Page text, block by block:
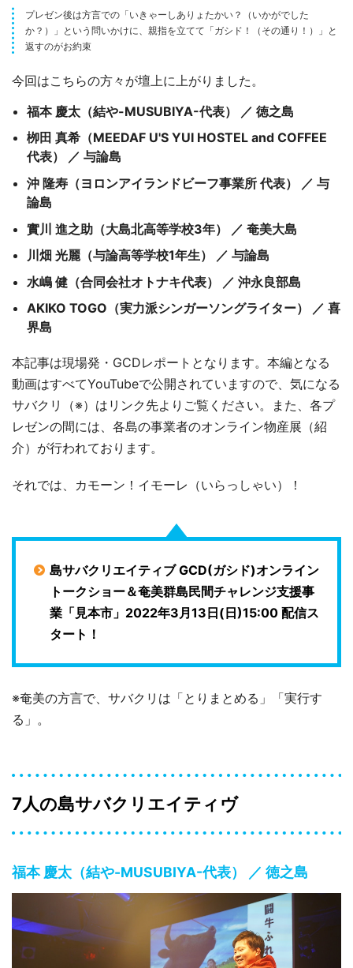
プレゼン後は方言での「いきゃーしありょたかい？（いかがでした
か？）」という問いかけに、親指を立てて「ガシド！（その通り！）」と
返すのがお約束
今回はこちらの方々が壇上に上がりました。
福本 慶太（結や-MUSUBIYA-代表） ／ 徳之島
栁田 真希（MEEDAF U'S YUI HOSTEL and COFFEE
代表） ／ 与論島
沖 隆寿（ヨロンアイランドビーフ事業所 代表） ／ 与
論島
實川 進之助（大島北高等学校3年） ／ 奄美大島
川畑 光麗（与論高等学校1年生） ／ 与論島
水嶋 健（合同会社オトナキ代表） ／ 沖永良部島
AKIKO TOGO（実力派シンガーソングライター） ／ 喜
界島
本記事は現場発・GCDレポートとなります。本編となる
動画はすべてYouTubeで公開されていますので、気になる
サバクリ（※）はリンク先よりご覧ください。また、各プ
レゼンの間には、各島の事業者のオンライン物産展（紹
介）が行われております。
それでは、カモーン！イモーレ（いらっしゃい）！
島サバクリエイティブ GCD(ガシド)オンライン
トークショー＆奄美群島民間チャレンジ支援事
業「見本市」2022年3月13日(日)15:00 配信ス
タート！
※奄美の方言で、サバクリは「とりまとめる」「実行す
る」。
7人の島サバクリエイティヴ
福本 慶太（結や-MUSUBIYA-代表） ／ 徳之島